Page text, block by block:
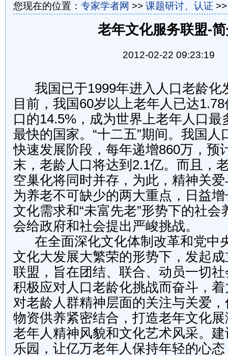
您现在的位置： 专家学者网 >> 课题研讨、认证
老年文化服务联盟-
2012-02-22 09:23:19
我国已于1999年进入人口老龄化
目前，我国60岁以上老年人已达
口的14.5%，成为世界上老年人口最
最快的国家。“十二五”期间。我国人
快速发展阶段，每年递增860万，预
末，老龄人口将达到2.1亿。而且，
空巢化将同时并存，为此，精神关
为养老不可缺少的两大重点，日益
文化需求和“未富先老”形势下的社会
会给政府和社会提出严峻挑战。
在全面深化文化体制改革和党中
文化大发展大繁荣的形势下，发起
联盟，旨在团结、联合、动员一切
积极应对人口老龄化挑战而奋斗，
对老龄人群精神层面的关注与关爱
物资供养紧密结合，打造老年文化
老年人精神风貌和文化艺术风采。
乐园，让亿万老年人保持年轻的心